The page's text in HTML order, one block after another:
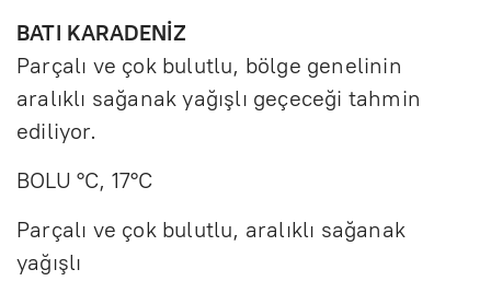
BATI KARADENİZ
Parçalı ve çok bulutlu, bölge genelinin
aralıklı sağanak yağışlı geçeceği tahmin
ediliyor.
BOLU °C, 17°C
Parçalı ve çok bulutlu, aralıklı sağanak
yağışlı